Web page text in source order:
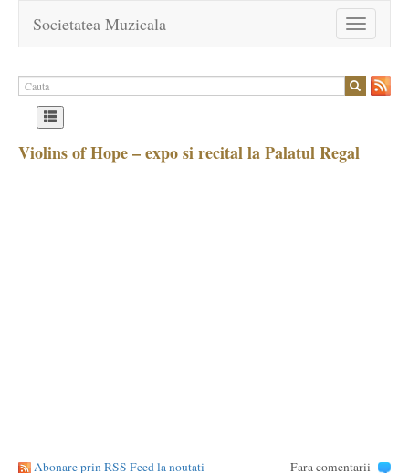
Toggle
navigation
Societatea Muzicala
Violins of Hope – expo si recital la Palatul Regal
Abonare prin RSS Feed la noutati Fara comentarii